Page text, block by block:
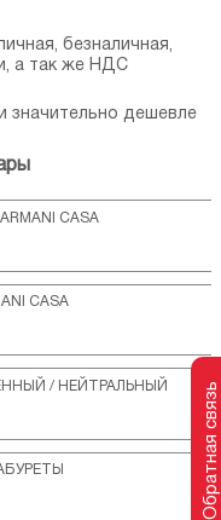
безналичная,
а так же НДС
значительно дешевле
CASA
CASA
/ НЕЙТРАЛЬНЫЙ Обратная связь